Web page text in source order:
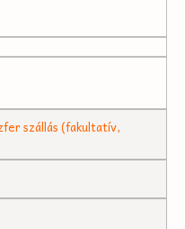
szállás (fakultatív,